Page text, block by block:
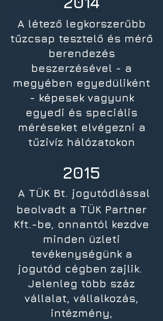
A létező legkorszerűbb
tűzcsap tesztelő és mérő
berendezés
beszerzésével - a
megyében egyedüliként
- képesek vagyunk
egyedi és speciális
méréseket elvégezni a
tűzivíz hálózatokon
A TÜK Bt. jogutódlással
beolvadt a TÜK Partner
Kft.-be, onnantól kezdve
minden üzleti
tevékenységünk a
jogutód cégben zajlik.
Jelenleg több száz
vállalat, vállalkozás,
intézmény,
2015